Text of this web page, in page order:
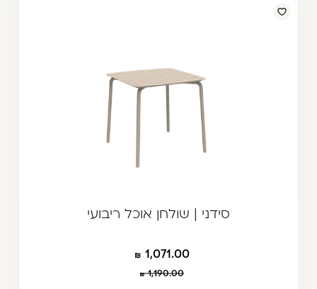
סידני | שולחן אוכל ריבועי
1,071.00
1,190.00